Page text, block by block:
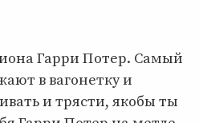
Гарри Потер. Самый
в вагонетку и
и трясти, якобы ты